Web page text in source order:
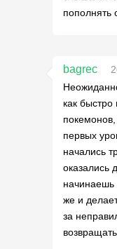
пополнять
bagrec
как быстро
первых
начались
оказались
начинаешь
же и
за